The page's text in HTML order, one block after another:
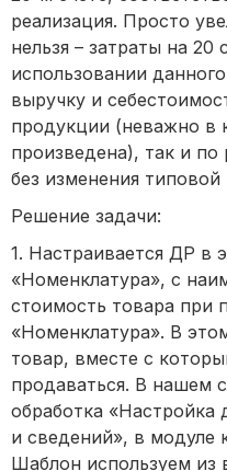
реализация. Просто
нельзя – затраты на 20
использовании
выручку и
продукции (неважно в
произведена), так и
без изменения
Решение задачи:
1. Настраивается ДР в
«Номенклатура», с
стоимость товара при
«Номенклатура». В
товар, вместе с
продаваться. В нашем
обработка «Настройка
и сведений», в модуле
Шаблон используем из